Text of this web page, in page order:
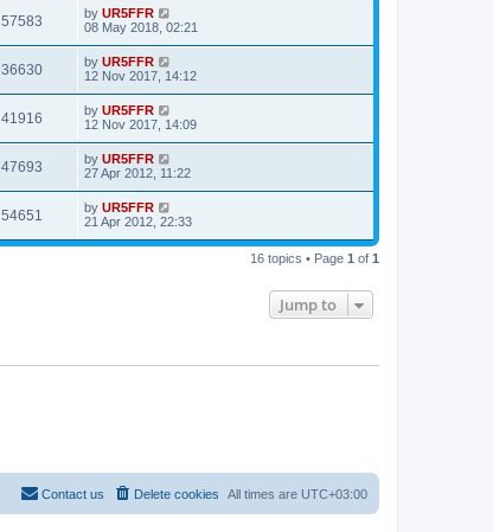
57583 by UR5FFR
08 May 2018, 02:21
36630 by UR5FFR
12 Nov 2017, 14:12
41916 by UR5FFR
12 Nov 2017, 14:09
47693 by UR5FFR
27 Apr 2012, 11:22
54651 by UR5FFR
21 Apr 2012, 22:33
16 topics • Page 1 of 1
Jump to
All times are UTC+03:00
Delete cookies
Contact us